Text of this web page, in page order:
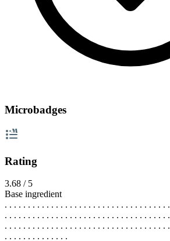
Microbadges
Rating
3.68 / 5
Base ingredient
. . . . . . . . . . . . . . . . . . . . . . . . . . . . . . . . . . .
. . . . . . . . . . . . . . . . . . . . . . . . . . . . . . . . . . .
. . . . . . . . . . . . . . . . . . . . . . . . . . . . . . . . . . .
. . . . . . . . . . . . . .